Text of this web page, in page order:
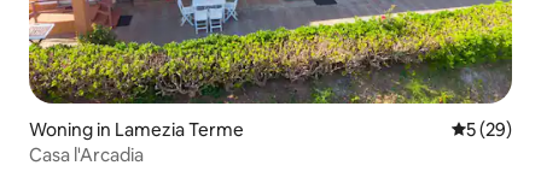
Woning in Lamezia Terme
5 (29)
Casa l'Arcadia